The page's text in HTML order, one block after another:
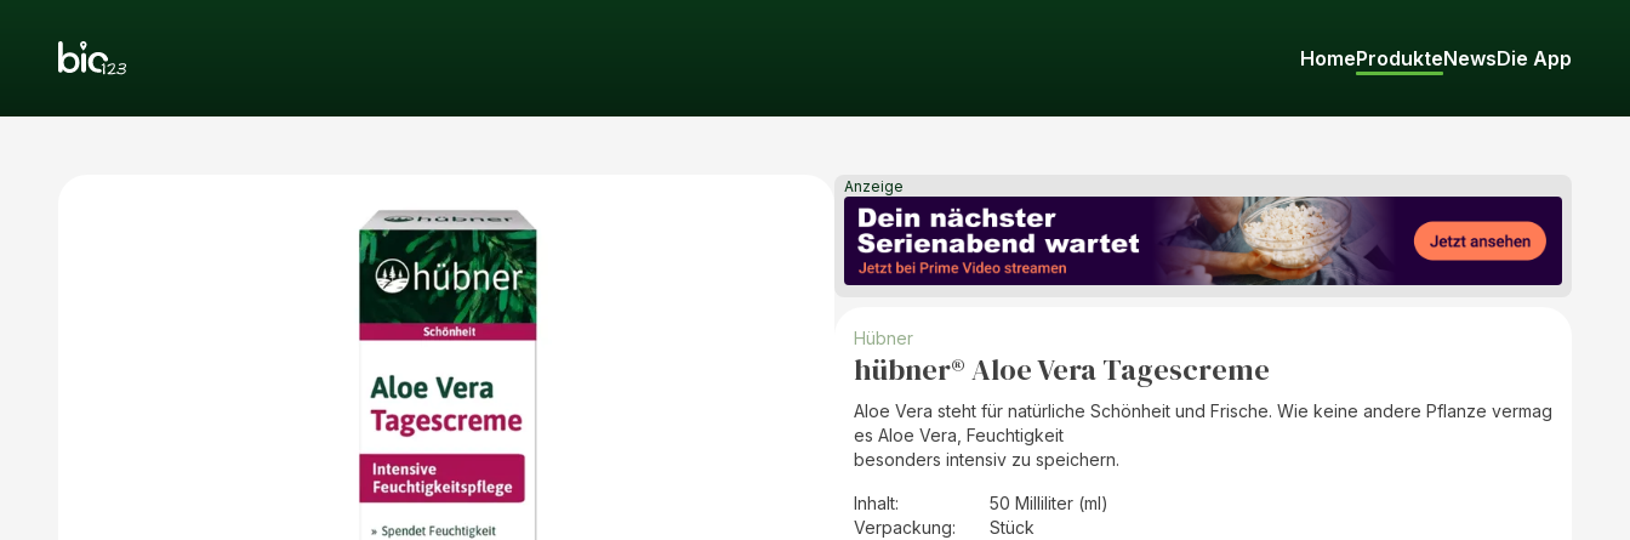
HomeProdukteNewsDie App
Anzeige
Hübner
hübner® Aloe Vera Tagescreme
Aloe Vera steht für natürliche Schönheit und Frische. Wie keine andere Pflanze vermag
es Aloe Vera, Feuchtigkeit
besonders intensiv zu speichern.
Inhalt:
50 Milliliter (ml)
Verpackung:
Stück